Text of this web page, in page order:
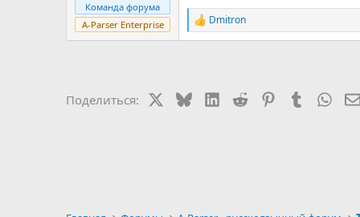
Команда форума
A-Parser Enterprise
Р
е
Dmitron
Поделиться: BlueskyLinkedIn
Reddit PinterestTumblr